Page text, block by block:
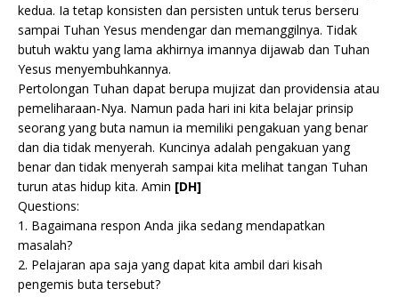
kedua. Ia tetap konsisten dan persisten untuk terus berseru
sampai Tuhan Yesus mendengar dan memanggilnya. Tidak
butuh waktu yang lama akhirnya imannya dijawab dan Tuhan
Yesus menyembuhkannya.
Pertolongan Tuhan dapat berupa mujizat dan providensia atau
pemeliharaan-Nya. Namun pada hari ini kita belajar prinsip
seorang yang buta namun ia memiliki pengakuan yang benar
dan dia tidak menyerah. Kuncinya adalah pengakuan yang
benar dan tidak menyerah sampai kita melihat tangan Tuhan
turun atas hidup kita. Amin [DH]
Questions:
1. Bagaimana respon Anda jika sedang mendapatkan
masalah?
2. Pelajaran apa saja yang dapat kita ambil dari kisah
pengemis buta tersebut?